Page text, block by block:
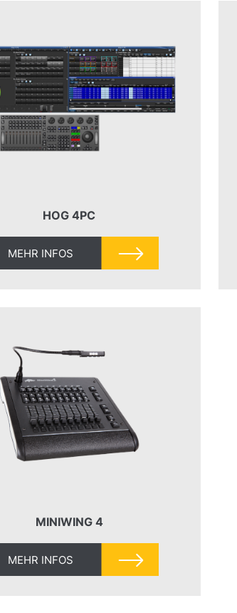
HOG 4PC
MEHR INFOS
MINIWING 4
MEHR INFOS